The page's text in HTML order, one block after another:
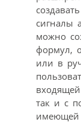
сигналы
можно
формул,
или в
так и с
имеющей